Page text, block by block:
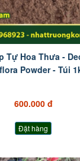
Tự Hoa Thưa -
Powder - Túi
600.000 đ
Đặt hàng